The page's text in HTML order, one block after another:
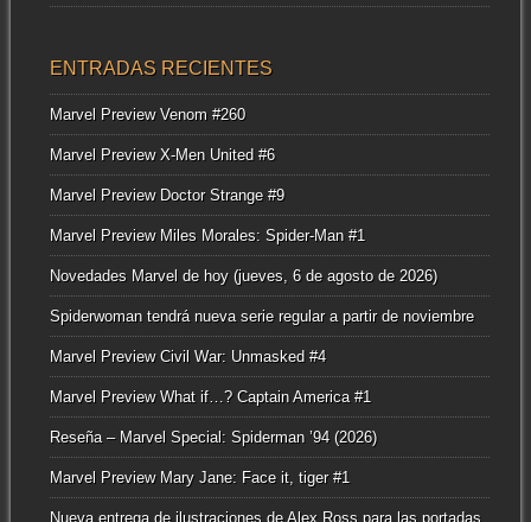
ENTRADAS RECIENTES
Marvel Preview Venom #260
Marvel Preview X-Men United #6
Marvel Preview Doctor Strange #9
Marvel Preview Miles Morales: Spider-Man #1
Novedades Marvel de hoy (jueves, 6 de agosto de 2026)
Spiderwoman tendrá nueva serie regular a partir de noviembre
Marvel Preview Civil War: Unmasked #4
Marvel Preview What if…? Captain America #1
Reseña – Marvel Special: Spiderman ’94 (2026)
Marvel Preview Mary Jane: Face it, tiger #1
Nueva entrega de ilustraciones de Alex Ross para las portadas